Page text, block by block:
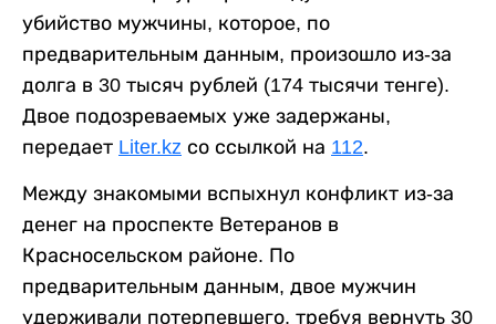
убийство мужчины, которое, по
предварительным данным, произошло из-за
долга в 30 тысяч рублей (174 тысячи тенге).
Двое подозреваемых уже задержаны,
передает Liter.kz со ссылкой на 112.
Между знакомыми вспыхнул конфликт из-за
денег на проспекте Ветеранов в
Красносельском районе. По
предварительным данным, двое мужчин
удерживали потерпевшего, требуя вернуть 30